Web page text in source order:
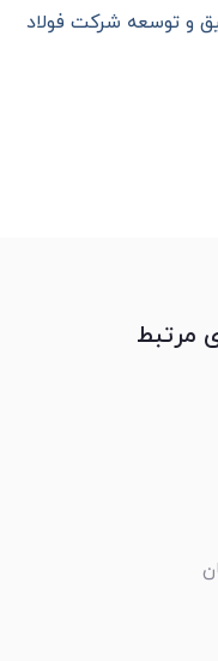
و توسعه شرکت فولاد
مرتبط